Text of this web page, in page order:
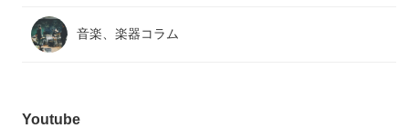
音楽、楽器コラム
Youtube